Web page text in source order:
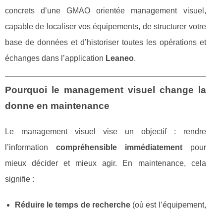
concrets d’une GMAO orientée management visuel,
capable de localiser vos équipements, de structurer votre
base de données et d’historiser toutes les opérations et
échanges dans l’application Leaneo.
Pourquoi le management visuel change la
donne en maintenance
Le management visuel vise un objectif : rendre
l’information compréhensible immédiatementpour
mieux décider et mieux agir. En maintenance, cela
signifie :
Réduire le temps de recherche(où est l’équipement,